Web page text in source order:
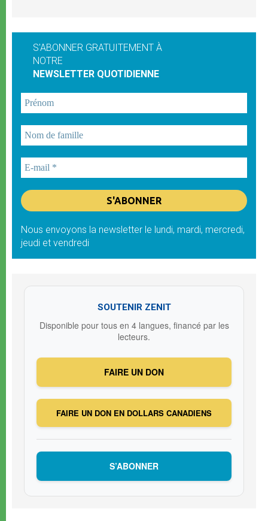
S'ABONNER GRATUITEMENT À
NOTRE
NEWSLETTER QUOTIDIENNE
Nous envoyons la newsletter le lundi, mardi, mercredi,
jeudi et vendredi
SOUTENIR ZENIT
Disponible pour tous en 4 langues, financé par les
lecteurs.
FAIRE UN DON
FAIRE UN DON EN DOLLARS CANADIENS
S’ABONNER